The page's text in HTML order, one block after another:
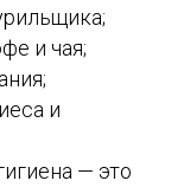
и чая;
и
— это